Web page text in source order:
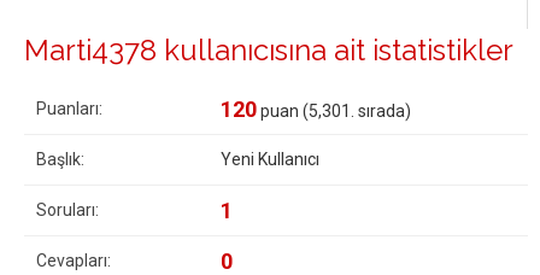
Marti4378 kullanıcısına ait istatistikler
Puanları: 120puan (5,301 . sırada)
Başlık: Yeni Kullanıcı
Soruları: 1
Cevapları: 0